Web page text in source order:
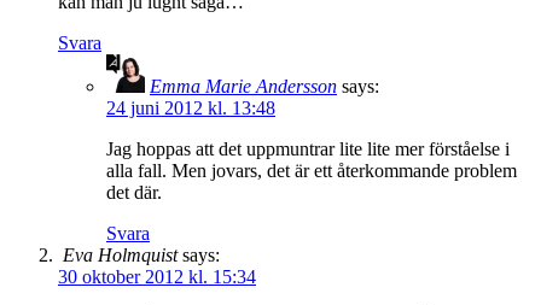
Svara
Emma Marie Andersson says:
24 juni 2012 kl. 13:48
Jag hoppas att det uppmuntrar lite lite mer förståelse i
alla fall. Men jovars, det är ett återkommande problem
det där.
Svara
Eva Holmquist says:
30 oktober 2012 kl. 15:34